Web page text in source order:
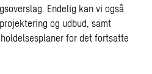
Endelig kan vi også
og udbud, samt
for det fortsatte